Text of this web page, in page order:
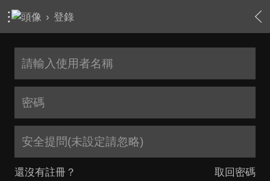
› 登錄
安全提問(未設定請忽略)
還沒有註冊？ 取回密碼